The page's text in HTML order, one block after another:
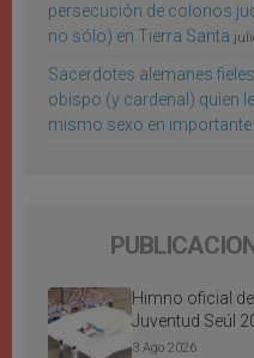
persecución de colonos
no sólo) en Tierra Santa
Sacerdotes alemanes
obispo (y cardenal) quien
mismo sexo en
Himno oficial
Juventud Seúl
3 Ago 2026